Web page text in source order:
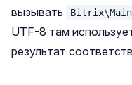
вызывать
UTF-8 там
результат